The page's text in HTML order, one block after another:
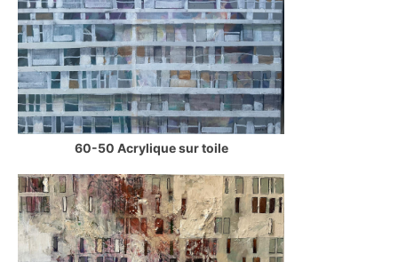
60-50 Acrylique sur toile